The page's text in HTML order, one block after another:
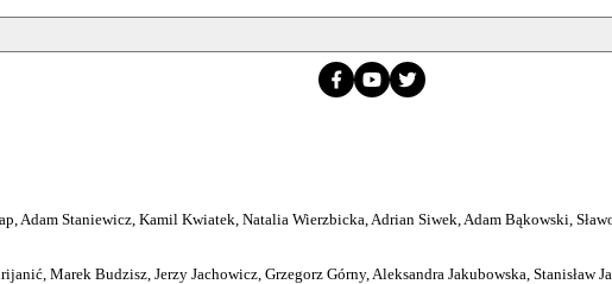
Adam Staniewicz, Kamil Kwiatek, Natalia Wierzbicka, Adrian Siwek, Adam Bąkowski,
Marek Budzisz, Jerzy Jachowicz, Grzegorz Górny, Aleksandra Jakubowska, Stanisław